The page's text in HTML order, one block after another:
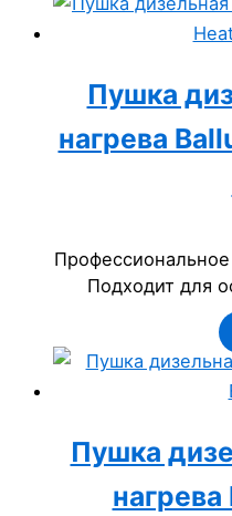
Пушка
нагрева
Подходит для
Пушка